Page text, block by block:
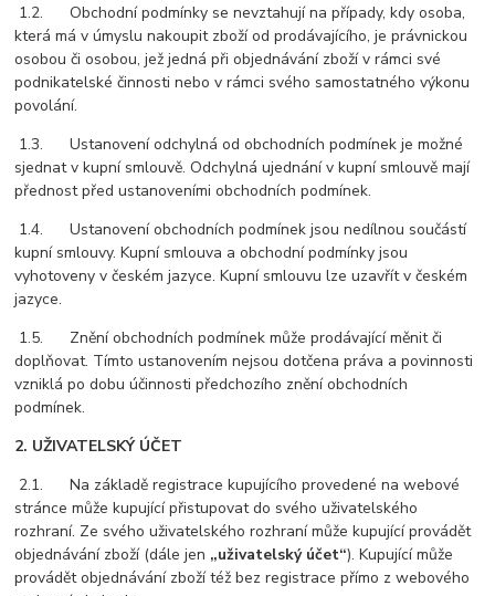
1.2. Obchodní podmínky se nevztahují na případy, kdy osoba,
která má v úmyslu nakoupit zboží od prodávajícího, je právnickou
osobou či osobou, jež jedná při objednávání zboží v rámci své
podnikatelské činnosti nebo v rámci svého samostatného výkonu
povolání.
1.3. Ustanovení odchylná od obchodních podmínek je možné
sjednat v kupní smlouvě. Odchylná ujednání v kupní smlouvě mají
přednost před ustanoveními obchodních podmínek.
1.4. Ustanovení obchodních podmínek jsou nedílnou součástí
kupní smlouvy. Kupní smlouva a obchodní podmínky jsou
vyhotoveny v českém jazyce. Kupní smlouvu lze uzavřít v českém
jazyce.
1.5. Znění obchodních podmínek může prodávající měnit či
doplňovat. Tímto ustanovením nejsou dotčena práva a povinnosti
vzniklá po dobu účinnosti předchozího znění obchodních
podmínek.
2. UŽIVATELSKÝ ÚČET
2.1. Na základě registrace kupujícího provedené na webové
stránce může kupující přistupovat do svého uživatelského
rozhraní. Ze svého uživatelského rozhraní může kupující provádět
objednávání zboží (dále jen „uživatelský účet“). Kupující může
provádět objednávání zboží též bez registrace přímo z webového